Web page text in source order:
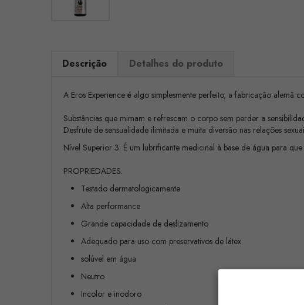
Descrição Detalhes do produto
A Eros Experience é algo simplesmente perfeito, a fabricação alemã
Substâncias que mimam e refrescam o corpo sem perder a
Desfrute de sensualidade ilimitada e muita diversão nas relações
Nível Superior 3: É um lubrificante medicinal à base de água para
PROPRIEDADES:
Testado dermatologicamente
Alta performance
Grande capacidade de deslizamento
Adequado para uso com preservativos de látex
solúvel em água
Neutro
Incolor e inodoro